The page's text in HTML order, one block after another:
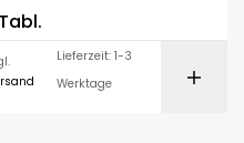
Lieferzeit: 1-3
Werktage